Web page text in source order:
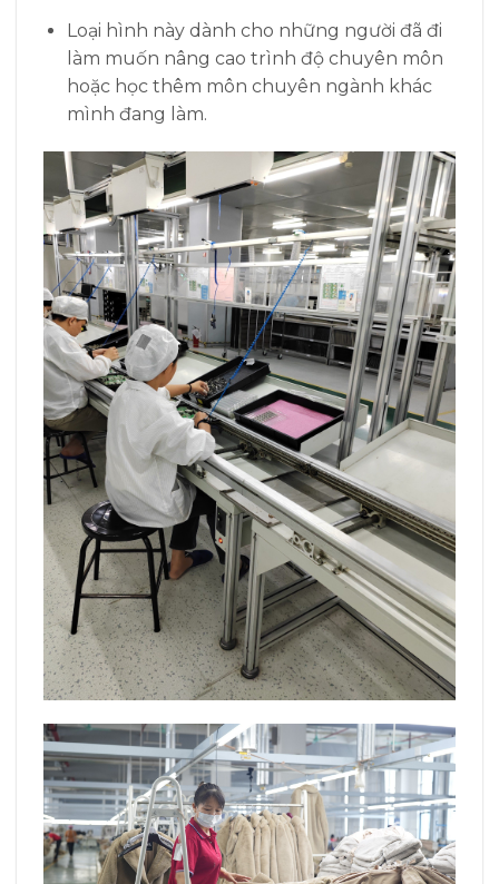
Loại hình này dành cho những người đã đi
làm muốn nâng cao trình độ chuyên môn
hoặc học thêm môn chuyên ngành khác
mình đang làm.